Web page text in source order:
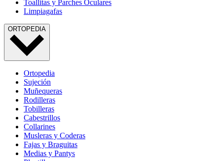
Toallitas y Parches Oculares
Limpiagafas
ORTOPEDIA
Ortopedia
Sujeción
Muñequeras
Rodilleras
Tobilleras
Cabestrillos
Collarines
Musleras y Coderas
Fajas y Braguitas
Medias y Pantys